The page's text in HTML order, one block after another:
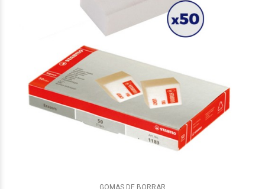
GOMAS DE BORRAR